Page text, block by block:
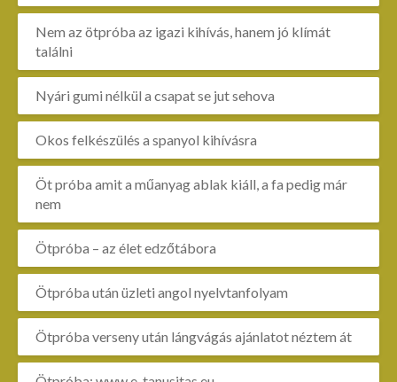
Nem az ötpróba az igazi kihívás, hanem jó klímát
találni
Nyári gumi nélkül a csapat se jut sehova
Okos felkészülés a spanyol kihívásra
Öt próba amit a műanyag ablak kiáll, a fa pedig már
nem
Ötpróba – az élet edzőtábora
Ötpróba után üzleti angol nyelvtanfolyam
Ötpróba verseny után lángvágás ajánlatot néztem át